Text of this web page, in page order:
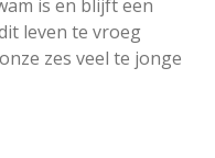
is en blijft een
leven te vroeg
zes veel te jonge